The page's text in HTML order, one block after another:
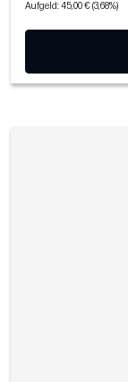
Aufgeld: 45,00 € (3,68%)